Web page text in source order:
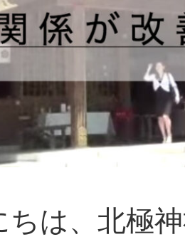
ちは、北極